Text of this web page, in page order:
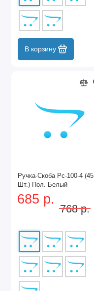
В корзину
Ручка-Скоба Рс-100-4 (45
Шт.) Пол. Белый
685 р.
768 р.